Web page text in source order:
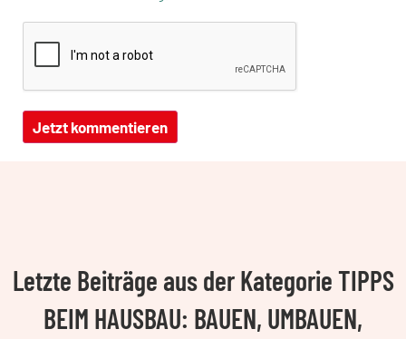
Letzte Beiträge aus der Kategorie TIPPS
BEIM HAUSBAU: BAUEN, UMBAUEN,